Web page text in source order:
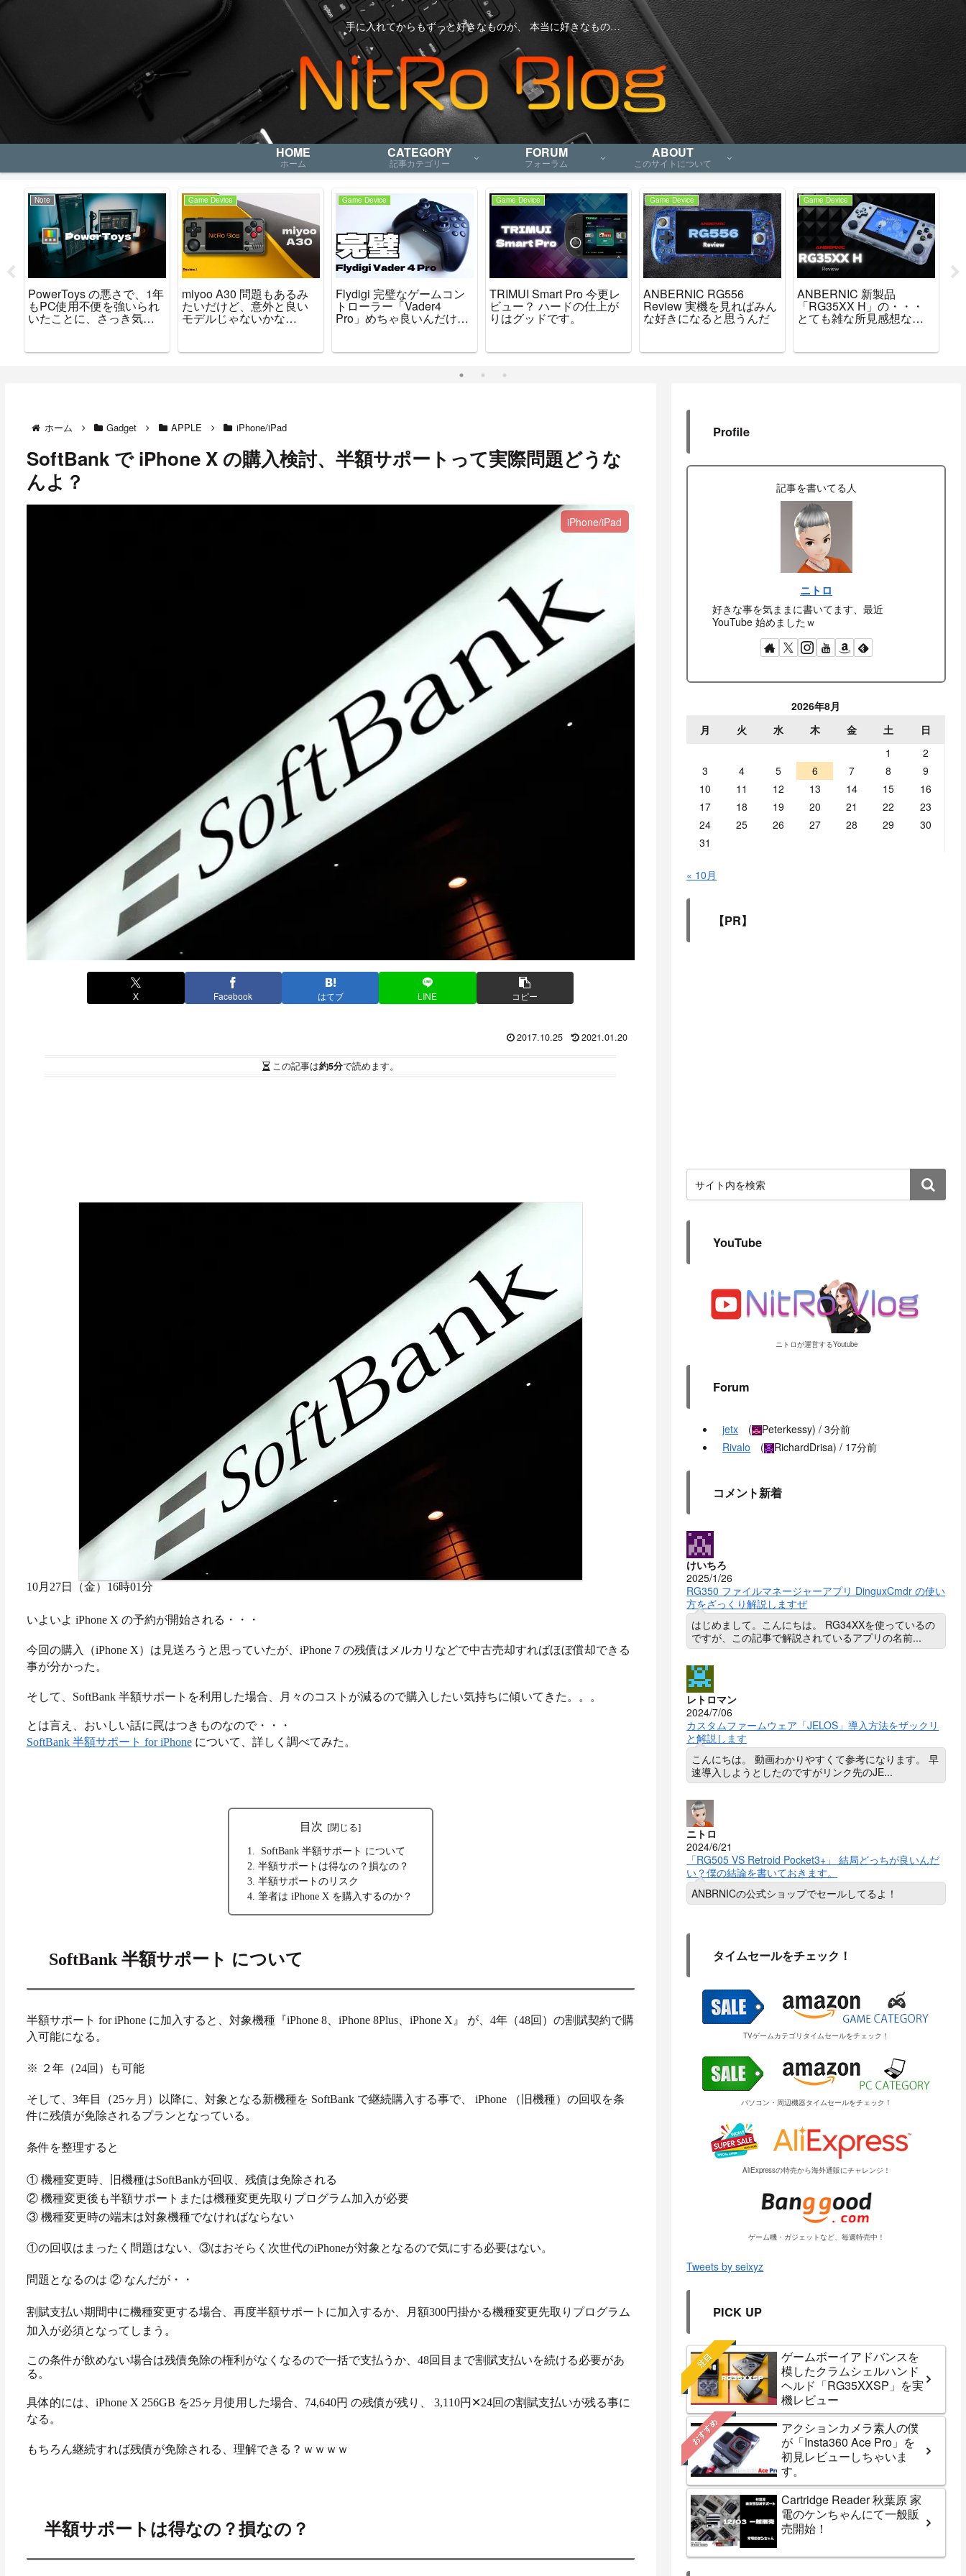
手に入れてからもずっと好きなものが、 本当に好きなもの…
HOME
ホーム
CATEGORY
記事カテゴリー
FORUM
フォーラム
ABOUT
このサイトについて
Note
PowerToys の悪さで、1年
もPC使用不便を強いられ
いたことに、さっき気が
Game Device
miyoo A30 問題もあるみ
たいだけど、意外と良い
モデルじゃないかな
Game Device
Flydigi 完璧なゲームコン
トローラー「Vader4
Pro」めちゃ良いんだけど
Game Device
TRIMUI Smart Pro 今更レ
ビュー？ ハードの仕上が
りはグッドです。
Game Device
ANBERNIC RG556
Review 実機を見ればみん
な好きになると思うんだ
Game Device
ANBERNIC 新製品
「RG35XX H」の・・・
とても雑な所見感想など
ホーム Gadget APPLE iPhone/iPad
SoftBank で iPhone X の購入検討、半額サポートって実際問題どうな
んよ？
iPhone/iPad
X Facebook はてブ LINE コピー
2017.10.25 2021.01.20
この記事は約5分で読めます。
10月27日（金）16時01分
いよいよ iPhone X の予約が開始される・・・
今回の購入（iPhone X）は見送ろうと思っていたが、 iPhone 7 の残債はメルカリなどで中古売却すればほぼ償却できる
事が分かった。
そして、SoftBank 半額サポートを利用した場合、月々のコストが減るので購入したい気持ちに傾いてきた。。。
とは言え、おいしい話に罠はつきものなので・・・
SoftBank 半額サポート for iPhoneについて、詳しく調べてみた。
目次
SoftBank 半額サポート について
半額サポートは得なの？損なの？
半額サポートのリスク
筆者は iPhone X を購入するのか？
SoftBank 半額サポート について
半額サポート for iPhone に加入すると、対象機種『iPhone 8、iPhone 8Plus、iPhone X』 が、 4年（48回）の割賦契約で購
入可能になる。
※ ２年（24回）も可能
そして、3年目（25ヶ月）以降に、対象となる新機種を SoftBank で継続購入する事で、 iPhone （旧機種）の回収 を条
件に残債が免除されるプランとなっている。
条件を整理すると
① 機種変更時、旧機種はSoftBankが回収、残債は免除される
② 機種変更後も半額サポートまたは機種変更先取りプログラム加入が必要
③ 機種変更時の端末は対象機種でなければならない
①の回収はまったく問題はない、 ③はおそらく次世代のiPhoneが対象となるので気にする必要はない。
問題となるのは ② なんだが・・
割賦支払い期間中に機種変更する場合、再度半額サポートに加入するか、月額300円掛かる機種変更先取りプログラム
加入が必須となってしまう。
この条件が飲めない場合は残債免除の権利がなくなるので一括で支払うか、48回目まで割賦支払いを続ける必要があ
る。
具体的には、iPhone X 256GB を25ヶ月使用した場合、 74,640円 の残債が残り、 3,110円✕24回の割賦支払いが残る事に
なる。
もちろん継続すれば残債が免除される、 理解できる？ｗｗｗｗ
半額サポートは得なの？損なの？
Profile
記事を書いてる人
ニトロ
好きな事を気ままに書いてます、最近
YouTube 始めましたｗ
2026年8月
月
火 水 木 金 土
日
1
2
3
4 5 6 7 8
9
10
11 12 13 14 15
16
17
18 19 20 21 22
23
24
25 26 27 28 29
30
31
« 10月
【PR】
YouTube
ニトロが運営するYoutube
Forum
jetx ( Peterkessy) /3分前
Rivalo
( RichardDrisa) / 17分前
コメント新着
けいちろ
2025/1/26
RG350 ファイルマネージャーアプリ DinguxCmdr の使い
方をざっくり解説しますぜ
はじめまして。こんにちは。 RG34XXを使っているの
ですが、この記事で解説されているアプリの名前...
レトロマン
2024/7/06
カスタムファームウェア「JELOS」導入方法をザックリ
と解説します
こんにちは。 動画わかりやすくて参考になります。 早
速導入しようとしたのですがリンク先のJE...
ニトロ
2024/6/21
「RG505 VS Retroid Pocket3+」 結局どっちが良いんだ
い？僕の結論を書いておきます。
ANBRNICの公式ショップでセールしてるよ！
タイムセールをチェック！
TVゲームカテゴリタイムセールをチェック！
パソコン・周辺機器タイムセールをチェック！
AliExpressの特売から海外通販にチャレンジ！
ゲーム機・ガジェットなど、毎週特売中！
Tweets by seixyz
PICK UP
注目
ゲームボーイアドバンスを
模したクラムシェルハンド
ヘルド「RG35XXSP」を実
機レビュー
おすすめ
アクションカメラ素人の僕
が「Insta360 Ace Pro」を
初見レビューしちゃいま
す。
Cartridge Reader 秋葉原 家
電のケンちゃんにて一般販
売開始！